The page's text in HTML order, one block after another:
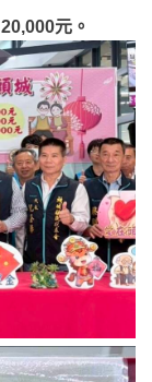
元。